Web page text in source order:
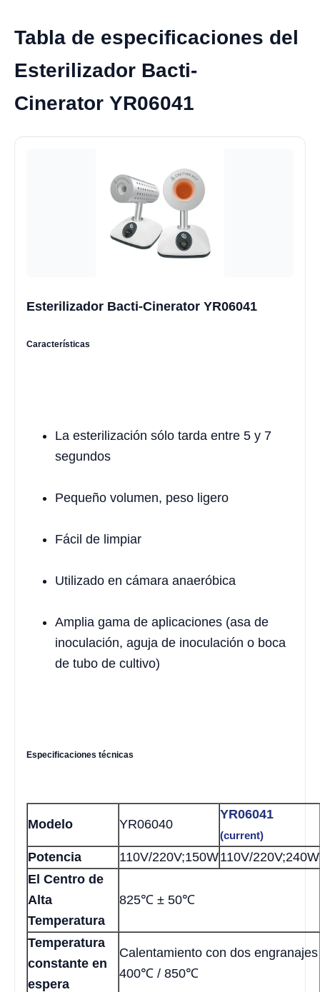
Tabla de especificaciones del
Esterilizador Bacti-
Cinerator YR06041
Esterilizador Bacti-Cinerator YR06041
Características
La esterilización sólo tarda entre 5 y 7
segundos
Pequeño volumen, peso ligero
Fácil de limpiar
Utilizado en cámara anaeróbica
Amplia gama de aplicaciones (asa de
inoculación, aguja de inoculación o boca
de tubo de cultivo)
Especificaciones técnicas
Modelo YR06040
YR06041
(current)
Potencia 110V/220V;150W110V/220V;240W
El Centro de
Alta
Temperatura
825℃ ± 50℃
Temperatura
constante en
espera
Calentamiento con dos engranajes
400℃ / 850℃